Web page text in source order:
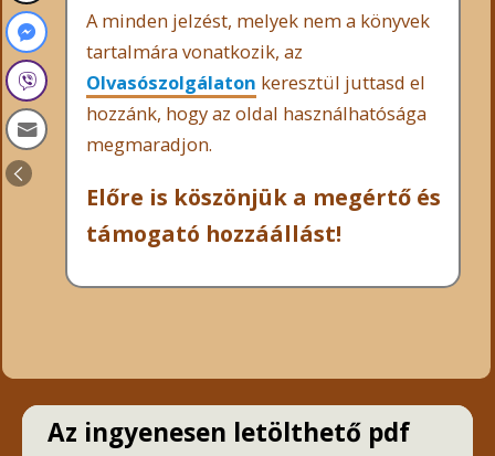
A minden jelzést, melyek nem a könyvek
tartalmára vonatkozik, az
Olvasószolgálaton keresztül juttasd el
hozzánk, hogy az oldal használhatósága
megmaradjon.
Előre is köszönjük a megértő és
támogató hozzáállást!
Az ingyenesen letölthető pdf